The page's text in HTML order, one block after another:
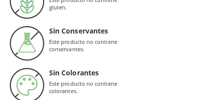
gluten.
Sin Conservantes
Este producto no contiene
conservantes.
Sin Colorantes
Este producto no contiene
colorantes.